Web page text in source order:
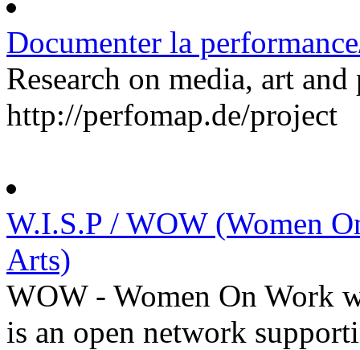
Documenter la
Research on media, art
http://perfomap.de/project
W.I.S.P / WOW (Women
Arts)
WOW - Women On Work
is an open network